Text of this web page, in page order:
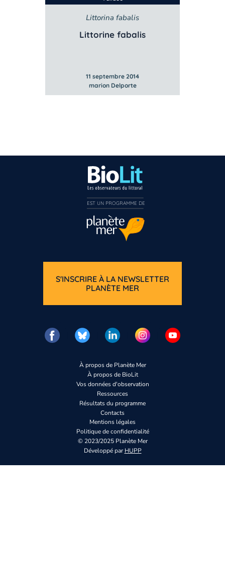
Littorina fabalis
Littorine fabalis
11 septembre 2014
marion Delporte
À propos de Planète Mer
À propos de BioLit
Vos données d'observation
Ressources
Résultats du programme
Contacts
Mentions légales
Politique de confidentialité
© 2023/2025 Planète Mer
Développé parHUPP
S'INSCRIRE À LA NEWSLETTER
PLANÈTE MER